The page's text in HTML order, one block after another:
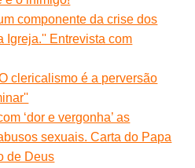
componente da crise dos
Igreja.'' Entrevista com
clericalismo é a perversão
‘dor e vergonha’ as
sexuais. Carta do Papa
de Deus